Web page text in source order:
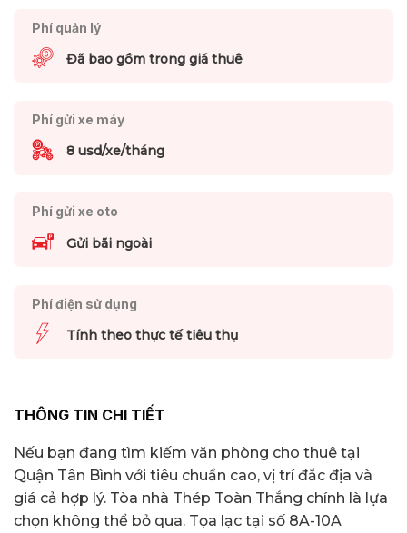
Phí quản lý
Đã bao gồm trong giá thuê
Phí gửi xe máy
8 usd/xe/tháng
Phí gửi xe oto
Gửi bãi ngoài
Phí điện sử dụng
Tính theo thực tế tiêu thụ
THÔNG TIN CHI TIẾT
Nếu bạn đang tìm kiếm văn phòng cho thuê tại
Quận Tân Bình với tiêu chuẩn cao, vị trí đắc địa và
giá cả hợp lý. Tòa nhà Thép Toàn Thắng chính là lựa
chọn không thể bỏ qua. Tọa lạc tại số 8A-10A